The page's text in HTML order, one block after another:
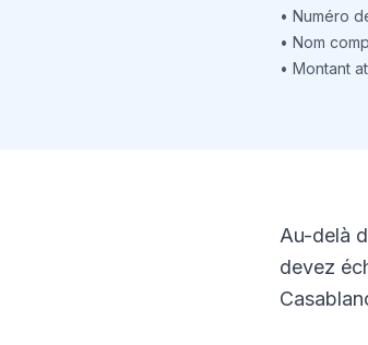
• Numéro
• Nom
• Montant
Au-delà
devez